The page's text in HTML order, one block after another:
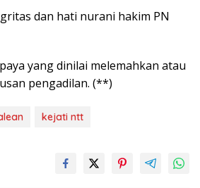
dan hati nurani hakim PN
yang dinilai melemahkan atau
pengadilan. (**)
kejati ntt